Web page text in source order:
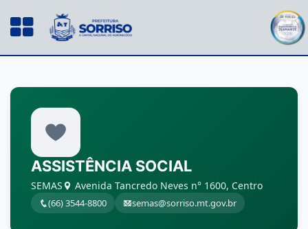
ASSISTÊNCIA SOCIAL
SEMAS Avenida Tancredo Neves n° 1600, Centro
(66) 3544-8800 semas@sorriso.mt.gov.br